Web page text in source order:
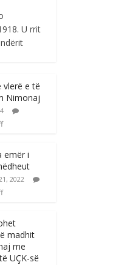
U rrit
e të
Nimonaj
emër i
2022
madhit
me
UÇK-së